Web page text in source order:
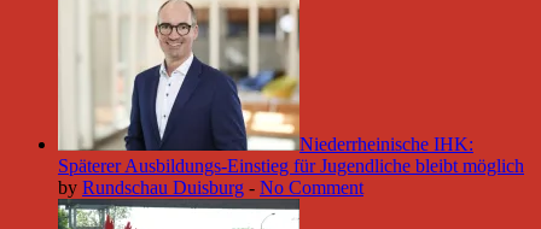
Niederrheinische IHK:
Späterer Ausbildungs-Einstieg für Jugendliche bleibt möglich
by Rundschau Duisburg - No Comment